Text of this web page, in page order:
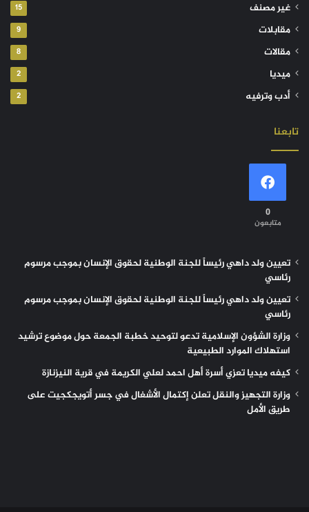
غير مصنف 15
مقابلات 9
مقالات 8
ميديا 2
أدب وترفيه 2
تابعنا
0
متابعون
تعيين ولد داهي رئيساً للجنة الوطنية لحقوق الإنسان بموجب مرسوم
رئاسي
تعيين ولد داهي رئيساً للجنة الوطنية لحقوق الإنسان بموجب مرسوم
رئاسي
وزارة الشؤون الإسلامية تدعو لتوحيد خطبة الجمعة حول موضوع ترشيد
استهلاك الموارد الطبيعية
كيفه ميديا تعزي أسرة أهل احمد لعلي الكريمة في قرية النيزنازة
وزارة التجهيز والنقل تعلن إكتمال الأشغال في جسر أتويجكجيت على
طريق الأمل